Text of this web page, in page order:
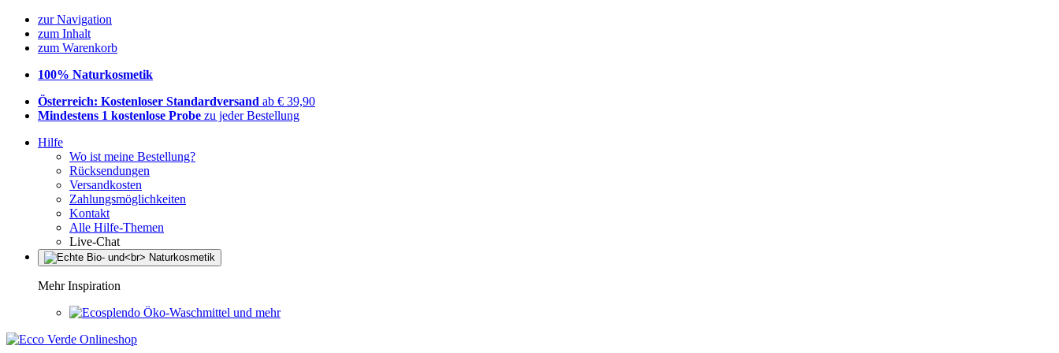
zur Navigation
zum Inhalt
zum Warenkorb
100% Naturkosmetik
Österreich: Kostenloser Standardversand ab € 39,90
Mindestens 1 kostenlose Probe zu jeder Bestellung
Hilfe
Wo ist meine Bestellung?
Rücksendungen
Versandkosten
Zahlungsmöglichkeiten
Kontakt
Alle Hilfe-Themen
Live-Chat
Mehr Inspiration
Öko-Waschmittel und mehr